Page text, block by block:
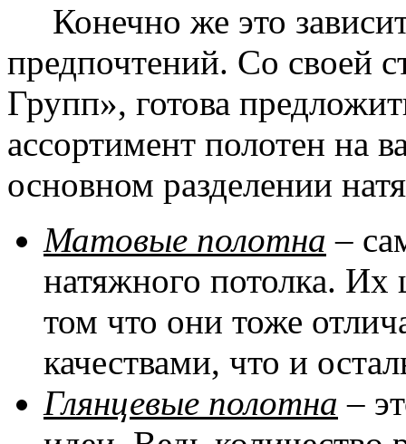
Конечно же это
предпочтений. Со своей
Групп», готова
ассортимент полотен на
основном разделении
Матовые полотна –
натяжного потолка. Их
том что они тоже
качествами, что и
Глянцевые полотна –